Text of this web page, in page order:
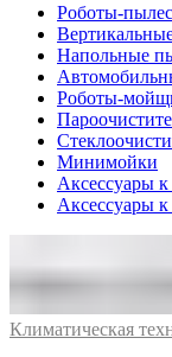
Роботы-
Напольные
Роботы-
Минимойки
Аксессуары
Аксессуары
Климатическая